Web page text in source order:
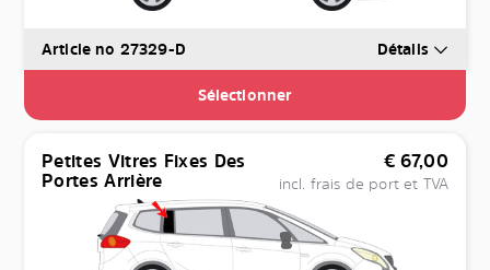
Article no 27329-D Détails
Sélectionner
Petites Vitres Fixes Des
Portes Arrière
€ 67,00
incl. frais de port et TVA